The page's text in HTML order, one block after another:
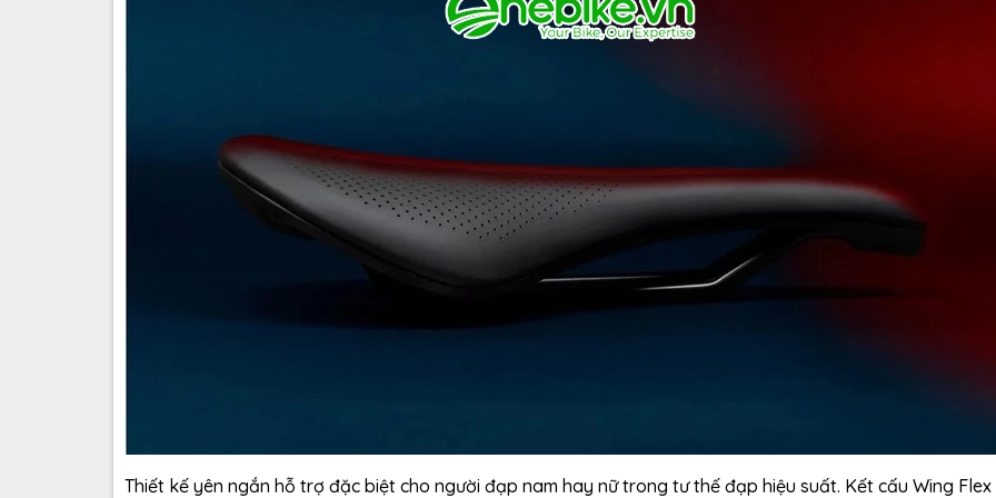
Thiết kế yên ngắn hỗ trợ đặc biệt cho người đạp nam hay nữ trong tư thế đạp hiệu suất. Kết cấu Wing Flex